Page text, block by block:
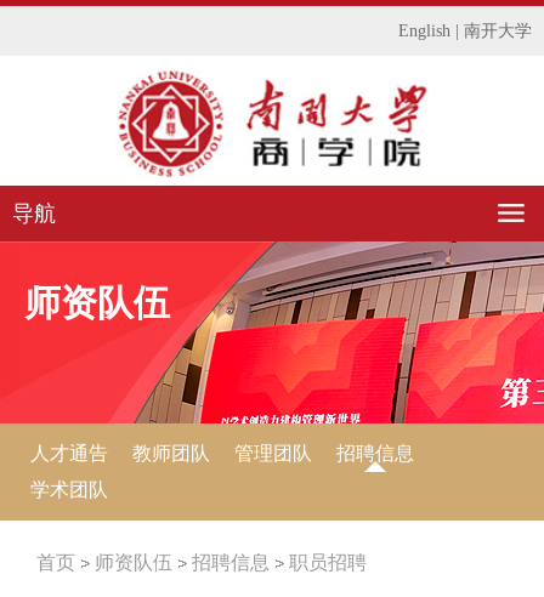
English 南开大学
导航
师资队伍
人才通告 教师团队 管理团队
招聘信息
学术团队
首页 师资队伍 招聘信息 职员招聘